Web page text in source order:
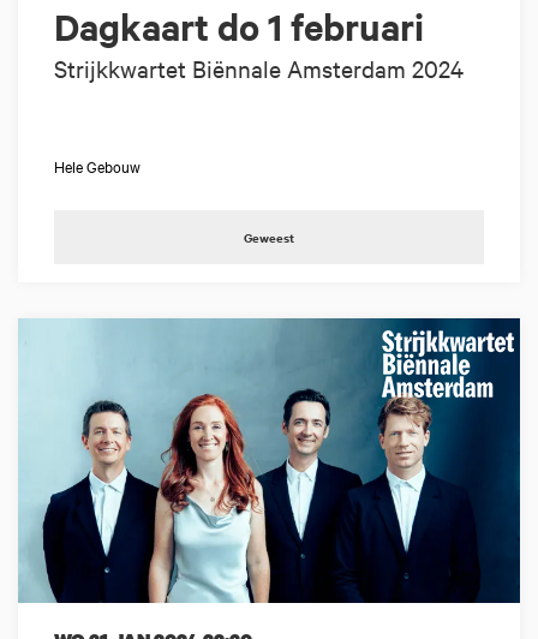
Dagkaart do 1 februari
Strijkkwartet Biënnale Amsterdam 2024
Hele Gebouw
Geweest